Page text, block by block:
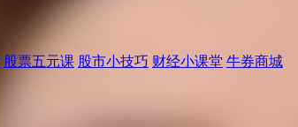
股票五元课 股市小技巧 财经小课堂 牛券商城